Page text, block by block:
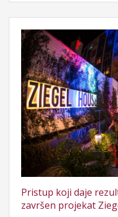
Pristup koji daje
završen projekat